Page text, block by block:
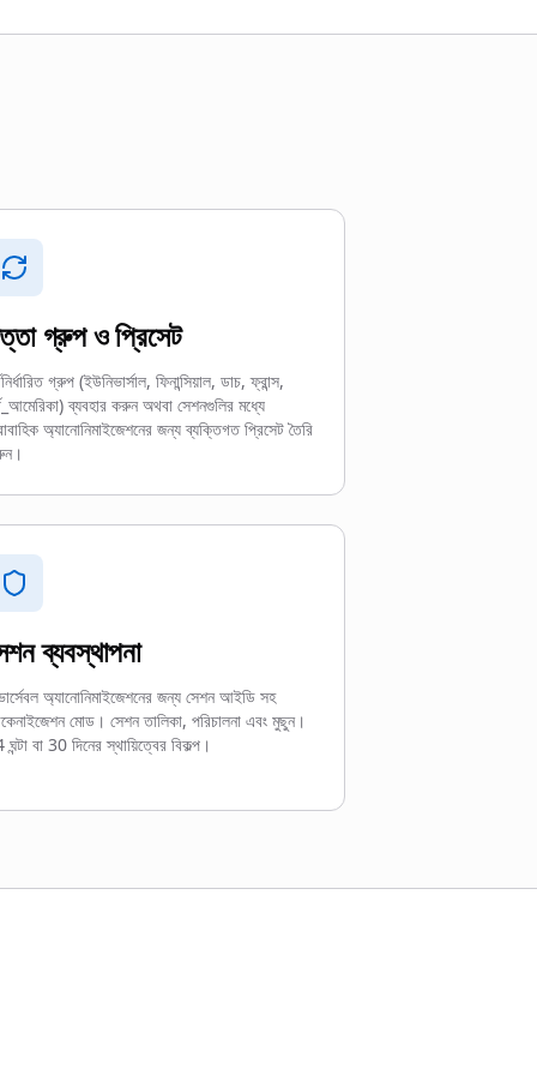
গ্রুপ ও প্রিসেট
গ্রুপ (ইউনিভার্সাল, ফিনান্সিয়াল, ডাচ, ফ্রান্স,
ব্যবহার করুন অথবা সেশনগুলির মধ্যে
অ্যানোনিমাইজেশনের জন্য ব্যক্তিগত প্রিসেট তৈরি
ব্যবস্থাপনা
অ্যানোনিমাইজেশনের জন্য সেশন আইডি সহ
মোড। সেশন তালিকা, পরিচালনা এবং মুছুন।
বা 30 দিনের স্থায়িত্বের বিকল্প।